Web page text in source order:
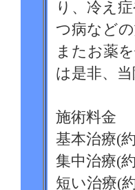
り、冷え
つ病など
またお薬
は是非、
施術料金
基本治療(
集中治療(
短い治療(